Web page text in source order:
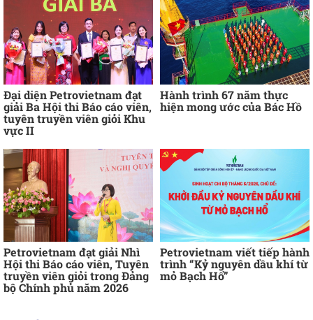
Đại diện Petrovietnam đạt
giải Ba Hội thi Báo cáo viên,
tuyên truyền viên giỏi Khu
vực II
Hành trình 67 năm thực
hiện mong ước của Bác Hồ
Petrovietnam đạt giải Nhì
Hội thi Báo cáo viên, Tuyên
truyền viên giỏi trong Đảng
bộ Chính phủ năm 2026
Petrovietnam viết tiếp hành
trình “Kỷ nguyên dầu khí từ
mỏ Bạch Hổ”